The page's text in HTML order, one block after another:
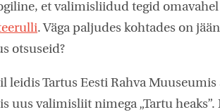
et valimisliidud tegid
. Väga paljudes kohtades on
otsuseid?
leidis Tartus Eesti Rahva
uus valimisliit nimega „Tartu